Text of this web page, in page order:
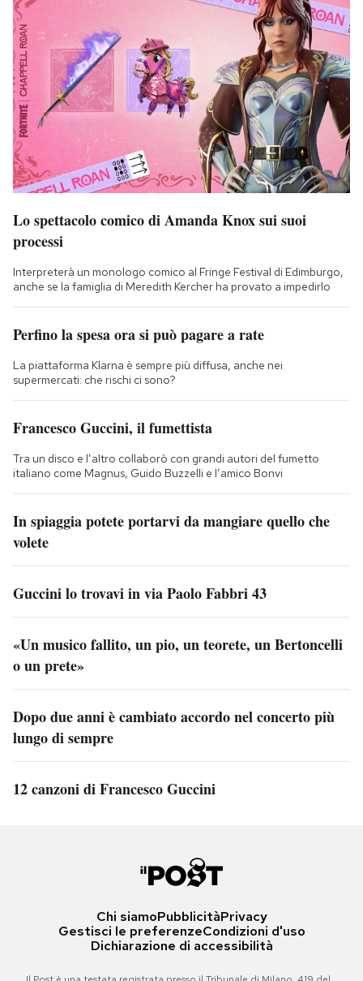
Lo spettacolo comico di Amanda Knox sui suoi
processi
Interpreterà un monologo comico al Fringe Festival di Edimburgo,
anche se la famiglia di Meredith Kercher ha provato a impedirlo
Perfino la spesa ora si può pagare a rate
La piattaforma Klarna è sempre più diffusa, anche nei
supermercati: che rischi ci sono?
Francesco Guccini, il fumettista
Tra un disco e l’altro collaborò con grandi autori del fumetto
italiano come Magnus, Guido Buzzelli e l’amico Bonvi
In spiaggia potete portarvi da mangiare quello che
volete
Guccini lo trovavi in via Paolo Fabbri 43
«Un musico fallito, un pio, un teorete, un Bertoncelli
o un prete»
Dopo due anni è cambiato accordo nel concerto più
lungo di sempre
12 canzoni di Francesco Guccini
Chi siamoPubblicitàPrivacy
Gestisci le preferenzeCondizioni d'uso
Dichiarazione di accessibilità